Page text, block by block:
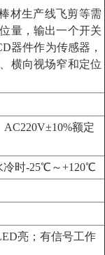
材生产线飞剪等需
量，输出一个开关
器件作为传感器，
横向视场窄和定位
额定
时-25℃～+120℃
亮；有信号工作